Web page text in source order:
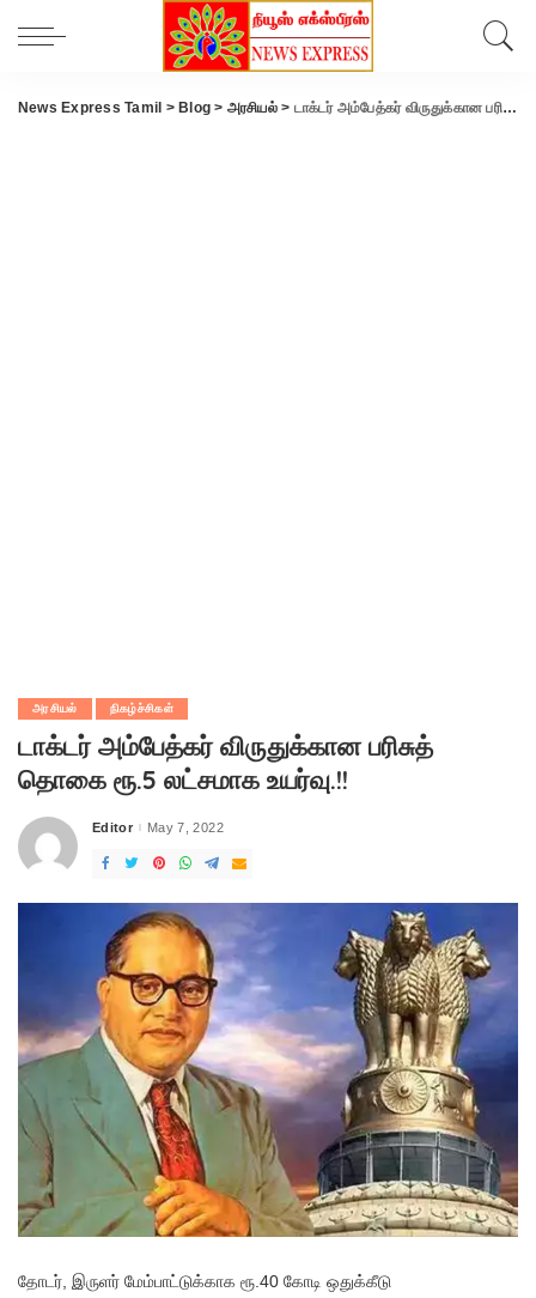
News Express Tamil > Blog > அரசியல்> டாக்டர் அம்பேத்கர் விருதுக்கான பரிசுத் தொகை ரூ.5 லட்சமாக உயர்வு.!!
அரசியல் நிகழ்ச்சிகள்
டாக்டர் அம்பேத்கர் விருதுக்கான பரிசுத்
தொகை ரூ.5 லட்சமாக உயர்வு.!!
Posted
Editor May 7, 2022
தோடர், இருளர் மேம்பாட்டுக்காக ரூ.40 கோடி ஒதுக்கீடு